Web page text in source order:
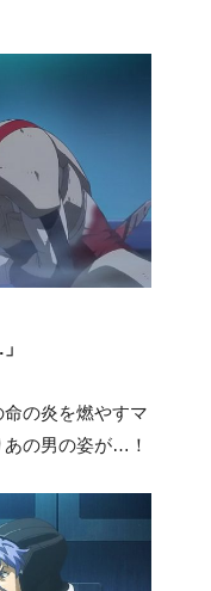
の炎を燃やすマ
の男の姿が…！